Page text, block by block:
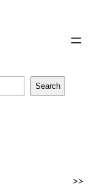
Search
>>